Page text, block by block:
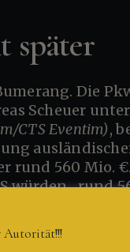
später
Scheuer
CTS Eventim),
rund 560 Mio.
würden „rund
Autorität!!!